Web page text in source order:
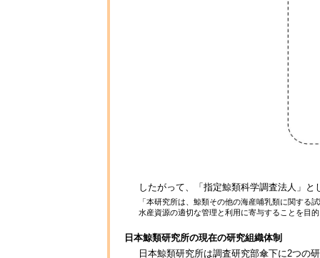
したがって、「指定鯨類科学調査法人」
「本研究所は、鯨類その他の海産哺乳類に関する
水産資源の適切な管理と利用に寄与することを目
日本鯨類研究所の現在の研究組織体制
日本鯨類研究所は調査研究部傘下に2つの